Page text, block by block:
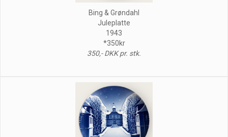
Bing & Grøndahl
Juleplatte
1943
*350kr
350,- DKK pr. stk.